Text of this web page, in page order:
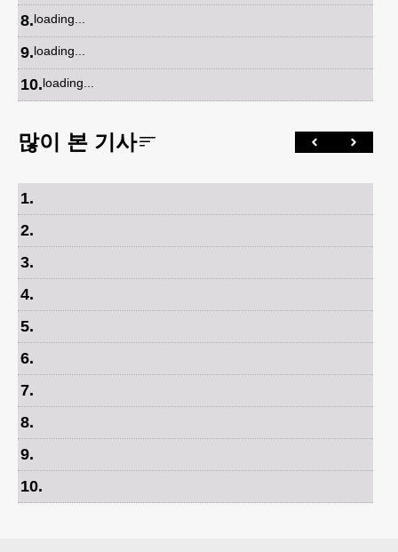
8.loading...
9.loading...
10.loading...
많이 본 기사
1.
2.
3.
4.
5.
6.
7.
8.
9.
10.